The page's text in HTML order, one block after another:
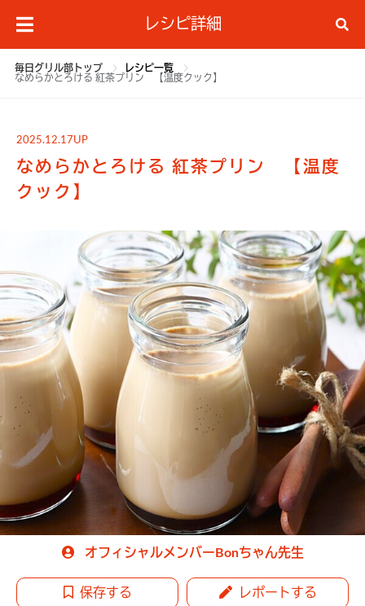
レシピ詳細
毎日グリル部トップ
レシピ一覧
なめらかとろける 紅茶プリン 【温度クック】
2025.12.17UP
なめらかとろける 紅茶プリン 【温度
クック】
オフィシャルメンバーBonちゃん先生
保存する レポートする